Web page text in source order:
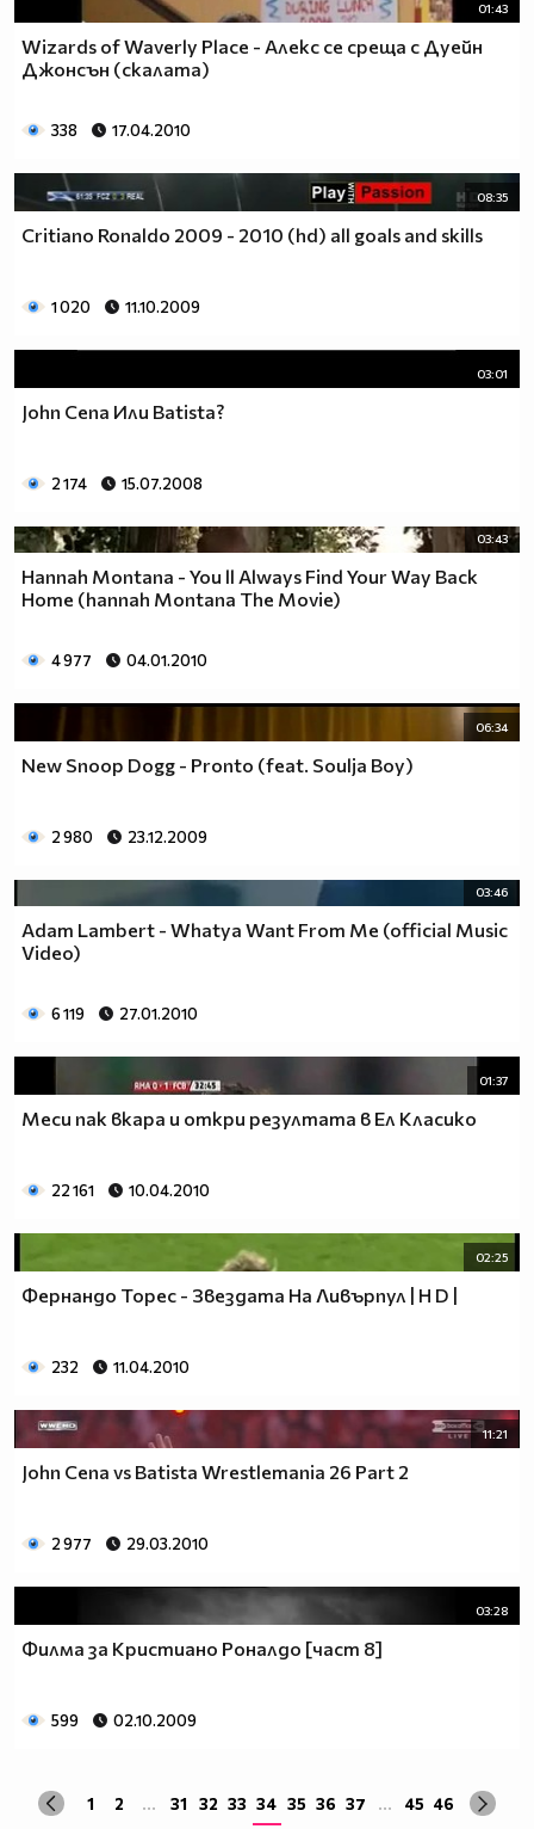
01:43
Wizards of Waverly Place - Алекс се среща с Дуейн
Джонсън (скалата)
338 17.04.2010
08:35
Critiano Ronaldo 2009 - 2010 (hd) all goals and skills
1 020 11.10.2009
03:01
John Cena Или Batista?
2 174 15.07.2008
03:43
Hannah Montana - You ll Always Find Your Way Back
Home (hannah Montana The Movie)
4 977 04.01.2010
06:34
New Snoop Dogg - Pronto (feat. Soulja Boy)
2 980 23.12.2009
03:46
Adam Lambert - Whatya Want From Me (official Music
Video)
6 119 27.01.2010
01:37
Меси пак вкара и откри резултата в Ел Класико
22 161 10.04.2010
02:25
Фернандо Торес - Звездата На Ливърпул | H D |
232 11.04.2010
11:21
John Cena vs Batista Wrestlemania 26 Part 2
2 977 29.03.2010
03:28
Филма за Кристиано Роналдо [част 8]
599 02.10.2009
1 2 ... 31 32 33 34 35 36 37 ... 45 46